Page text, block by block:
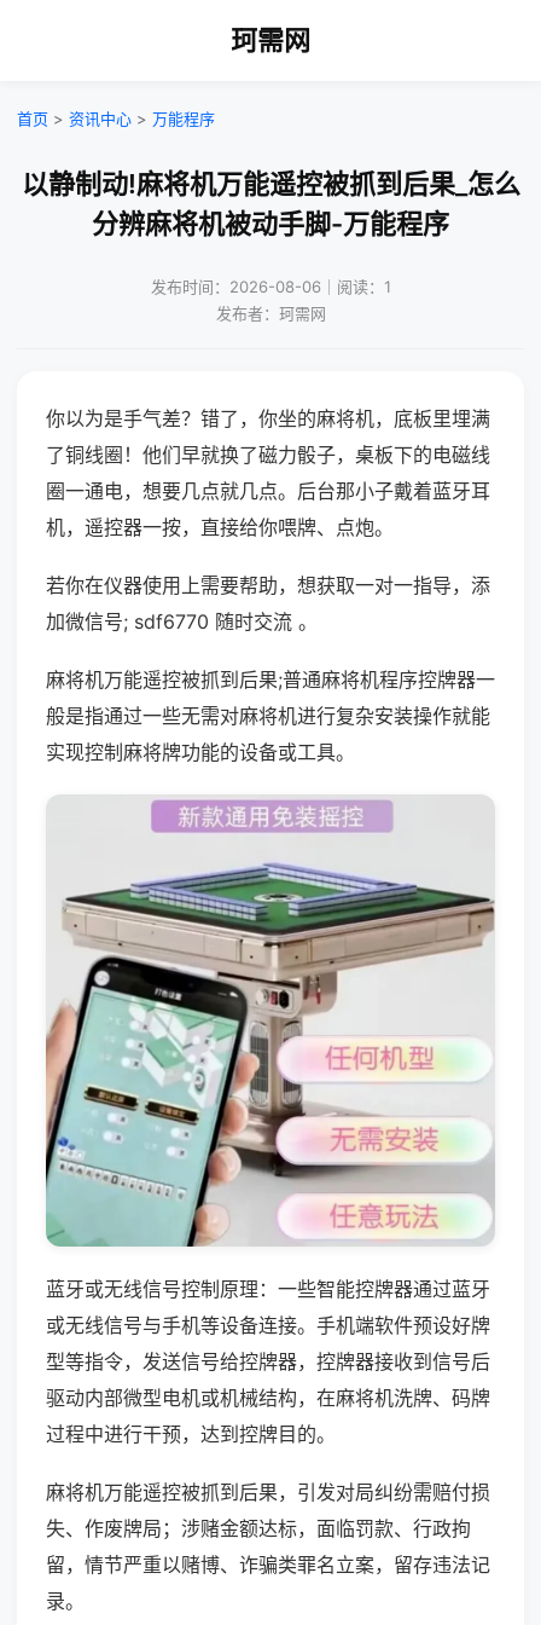
珂需网
首页 > 资讯中心 > 万能程序
以静制动!麻将机万能遥控被抓到后果_怎么
分辨麻将机被动手脚-万能程序
发布时间：2026-08-06｜阅读：1
发布者：珂需网
你以为是手气差？错了，你坐的麻将机，底板里埋满
了铜线圈！他们早就换了磁力骰子，桌板下的电磁线
圈一通电，想要几点就几点。后台那小子戴着蓝牙耳
机，遥控器一按，直接给你喂牌、点炮。
若你在仪器使用上需要帮助，想获取一对一指导，添
加微信号; sdf6770 随时交流 。
麻将机万能遥控被抓到后果;普通麻将机程序控牌器一
般是指通过一些无需对麻将机进行复杂安装操作就能
实现控制麻将牌功能的设备或工具。
蓝牙或无线信号控制原理：一些智能控牌器通过蓝牙
或无线信号与手机等设备连接。手机端软件预设好牌
型等指令，发送信号给控牌器，控牌器接收到信号后
驱动内部微型电机或机械结构，在麻将机洗牌、码牌
过程中进行干预，达到控牌目的。
麻将机万能遥控被抓到后果，引发对局纠纷需赔付损
失、作废牌局；涉赌金额达标，面临罚款、行政拘
留，情节严重以赌博、诈骗类罪名立案，留存违法记
录。